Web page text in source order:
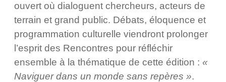
ouvert où dialoguent chercheurs, acteurs de
terrain et grand public. Débats, éloquence et
programmation culturelle viendront prolonger
l’esprit des Rencontres pour réfléchir
ensemble à la thématique de cette édition : «
Naviguer dans un monde sans repères ».